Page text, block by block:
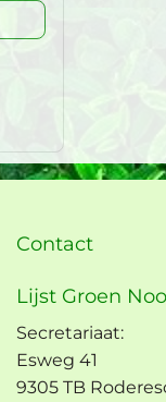
Contact
Lijst Groen
Secretariaat:
Esweg 41
9305 TB